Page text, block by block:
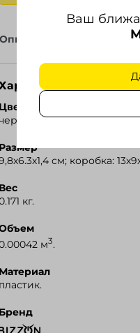
Ваш
Ozon
Wildberries
Я.Маркет
Описание
см; коробка:
кг.
м3.